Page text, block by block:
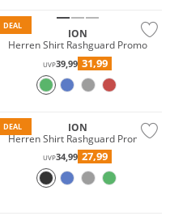
DEAL
ION
Herren Shirt Rashguard Promo
UVP39,99 31,99
DEAL
ION
Herren Shirt Rashguard Promo
UVP34,99 27,99